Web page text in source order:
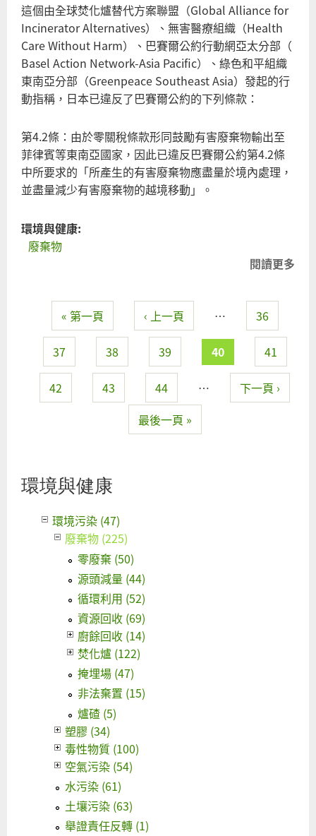
這個由全球焚化爐替代方案聯盟（Global Alliance for
Incinerator Alternatives）、無害醫療組織（Health
Care Without Harm）、巴賽爾公約行動網亞太分部（
Basel Action Network-Asia Pacific）、綠色和平組織
東南亞分部（Greenpeace Southeast Asia）發起的行
動指稱，日本已違反了巴賽爾公約的下列條款：
第4.2條：由於零關稅條款形同鼓勵有害廢棄物輸出至
菲律賓等東南亞國家，因此已違反巴賽爾公約第4.2條
中所要求的「所產生的有害廢棄物應盡量於境內處理，
並盡量減少有害廢棄物的越境移動」。
環境與健康:
廢棄物
閱讀更多
頁面« 第一頁 ‹ 上一頁 … 36
37 38 39 40 41
42 43 44 …
下一頁 ›
最後一頁 »
環境與健康
環境污染 (47)
廢棄物 (225)
零廢棄 (50)
源頭減量 (44)
循環利用 (52)
資源回收 (69)
廚餘回收 (14)
焚化爐 (122)
掩埋場 (47)
非法棄置 (15)
爐碴 (5)
塑膠 (34)
毒性物質 (100)
空氣污染 (54)
水污染 (61)
土壤污染 (63)
舉證責任反轉 (1)